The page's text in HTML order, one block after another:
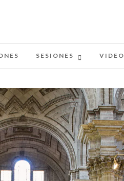
SESIONES VIDEO